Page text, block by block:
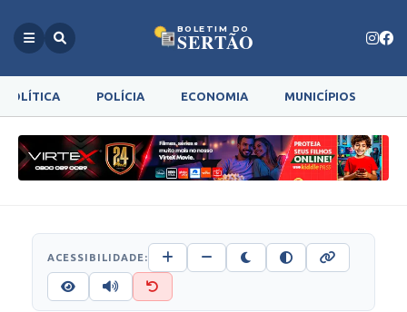
BOLETIM DO
SERTÃO
POLÍTICA POLÍCIA ECONOMIA MUNICÍPIOS
ACESSIBILIDADE: